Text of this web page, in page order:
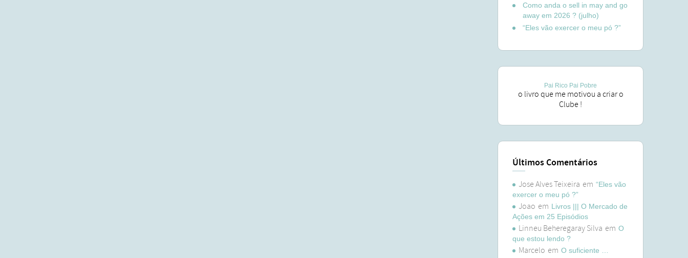
Como anda o sell in may and go
away em 2026 ? (julho)
“Eles vão exercer o meu pó ?”
Pai Rico Pai Pobre
o livro que me motivou a criar o
Clube !
Últimos Comentários
Jose Alves Teixeira em “Eles vão
exercer o meu pó ?”
Joao em Livros ||| O Mercado de
Ações em 25 Episódios
Linneu Beheregaray Silva em O
que estou lendo ?
Marcelo em O suficiente …